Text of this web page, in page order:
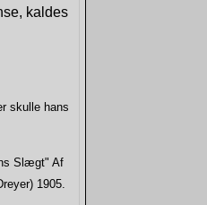
kaldes
skulle hans
Slægt" Af
1905.